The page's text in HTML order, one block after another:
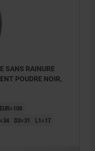
SANS RAINURE
POUDRE NOIR,
D3=31 L1=17